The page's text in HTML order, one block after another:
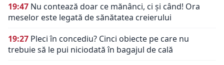
19:47 Nu contează doar ce mănânci, ci și când! Ora
meselor este legată de sănătatea creierului
19:27 Pleci în concediu? Cinci obiecte pe care nu
trebuie să le pui niciodată în bagajul de cală